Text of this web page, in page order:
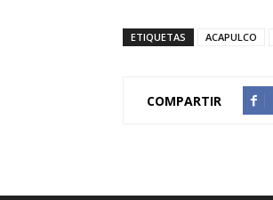
ETIQUETAS ACAPULCO
COMPARTIR